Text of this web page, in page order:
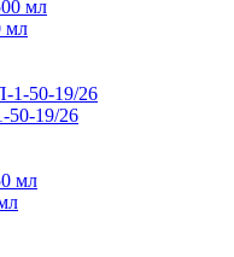
мл
50-19/26